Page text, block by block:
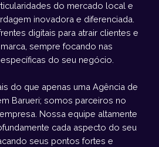
do mercado local e
inovadora e diferenciada.
digitais para atrair clientes e
sempre focando nas
do seu negócio.
do que apenas uma Agência de
Barueri; somos parceiros no
Nossa equipe altamente
cada aspecto do seu
seus pontos fortes e